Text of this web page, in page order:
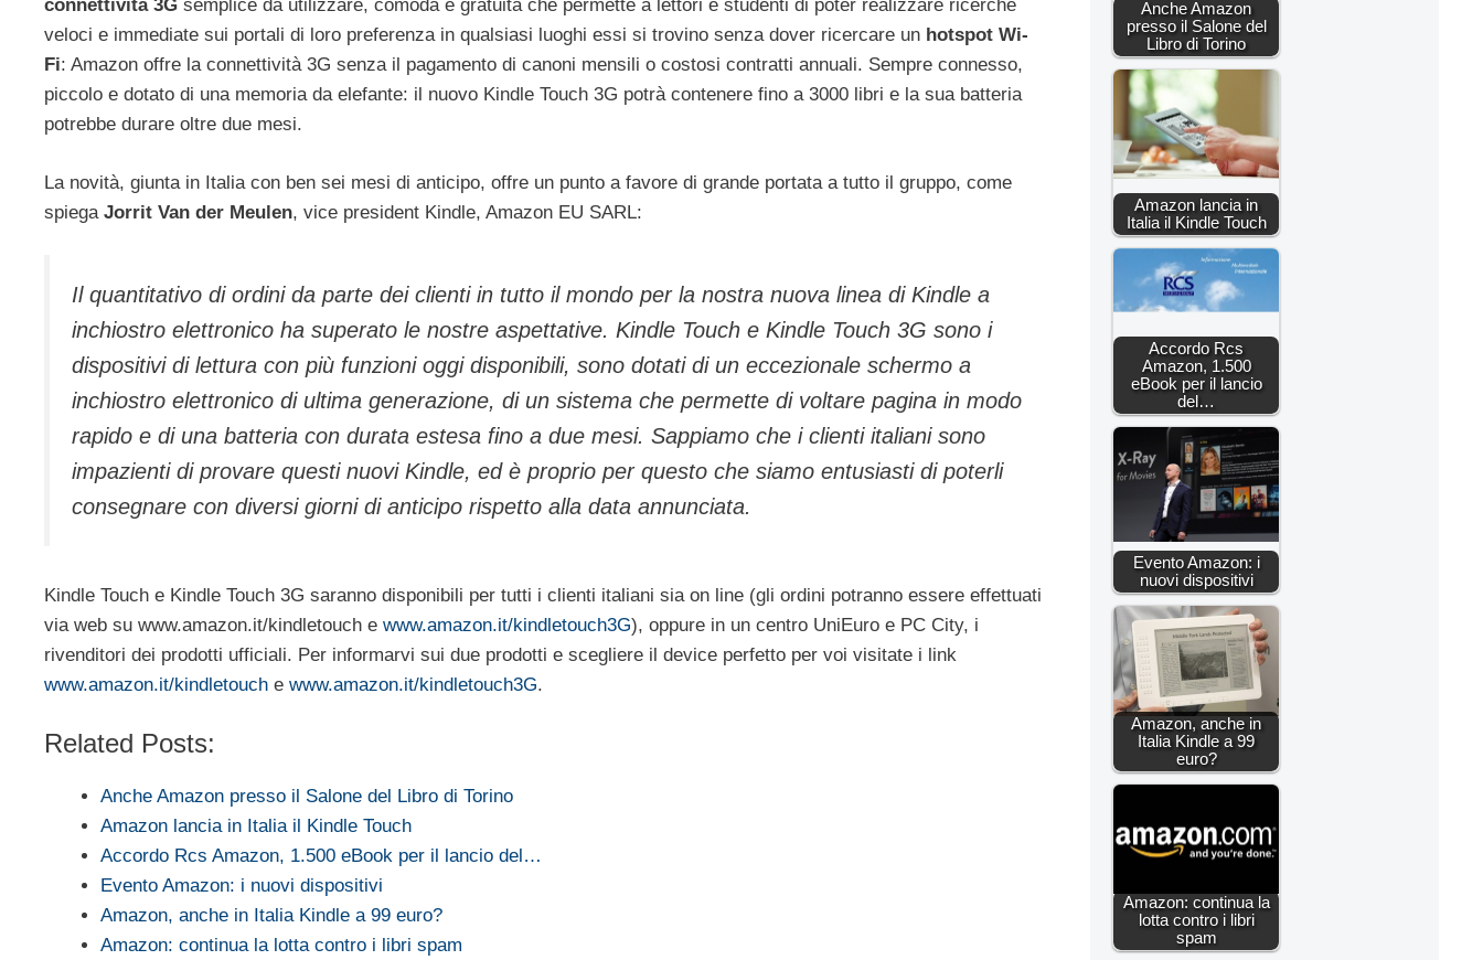
connettività 3G semplice da utilizzare, comoda e gratuita che permette a lettori e studenti di poter realizzare ricerche
veloci e immediate sui portali di loro preferenza in qualsiasi luoghi essi si trovino senza dover ricercare un hotspot Wi-
Fi: Amazon offre la connettività 3G senza il pagamento di canoni mensili o costosi contratti annuali. Sempre connesso,
piccolo e dotato di una memoria da elefante: il nuovo Kindle Touch 3G potrà contenere fino a 3000 libri e la sua batteria
potrebbe durare oltre due mesi.
La novità, giunta in Italia con ben sei mesi di anticipo, offre un punto a favore di grande portata a tutto il gruppo, come
spiega Jorrit Van der Meulen, vice president Kindle, Amazon EU SARL:
Il quantitativo di ordini da parte dei clienti in tutto il mondo per la nostra nuova linea di Kindle a
inchiostro elettronico ha superato le nostre aspettative. Kindle Touch e Kindle Touch 3G sono i
dispositivi di lettura con più funzioni oggi disponibili, sono dotati di un eccezionale schermo a
inchiostro elettronico di ultima generazione, di un sistema che permette di voltare pagina in modo
rapido e di una batteria con durata estesa fino a due mesi. Sappiamo che i clienti italiani sono
impazienti di provare questi nuovi Kindle, ed è proprio per questo che siamo entusiasti di poterli
consegnare con diversi giorni di anticipo rispetto alla data annunciata.
Kindle Touch e Kindle Touch 3G saranno disponibili per tutti i clienti italiani sia on line (gli ordini potranno essere effettuati
via web su www.amazon.it/kindletouch e www.amazon.it/kindletouch3G), oppure in un centro UniEuro e PC City, i
rivenditori dei prodotti ufficiali. Per informarvi sui due prodotti e scegliere il device perfetto per voi visitate i link
www.amazon.it/kindletouch e www.amazon.it/kindletouch3G.
Related Posts:
Anche Amazon presso il Salone del Libro di Torino
Amazon lancia in Italia il Kindle Touch
Accordo Rcs Amazon, 1.500 eBook per il lancio del…
Evento Amazon: i nuovi dispositivi
Amazon, anche in Italia Kindle a 99 euro?
Amazon: continua la lotta contro i libri spam
Anche Amazon
presso il Salone del
Libro di Torino
Amazon lancia in
Italia il Kindle Touch
Accordo Rcs
Amazon, 1.500
eBook per il lancio
del…
Evento Amazon: i
nuovi dispositivi
Amazon, anche in
Italia Kindle a 99
euro?
Amazon: continua la
lotta contro i libri
spam